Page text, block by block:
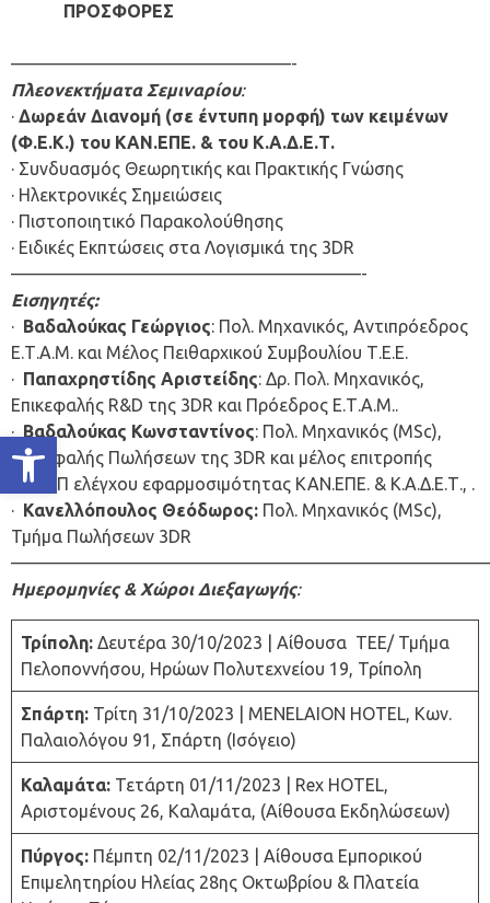
Ανοίξτε τη γραμμή εργαλείων
ΠΡΟΣΦΟΡΕΣ
————————————————-
Πλεονεκτήματα Σεμιναρίου:
· Δωρεάν Διανομή (σε έντυπη μορφή) των κειμένων
(Φ.Ε.Κ.) του ΚΑΝ.ΕΠΕ. & του Κ.Α.Δ.Ε.Τ.
· Συνδυασμός Θεωρητικής και Πρακτικής Γνώσης
· Ηλεκτρονικές Σημειώσεις
· Πιστοποιητικό Παρακολούθησης
· Ειδικές Εκπτώσεις στα Λογισμικά της 3DR
————————————————————-
Εισηγητές:
· Βαδαλούκας Γεώργιος: Πολ. Μηχανικός, Αντιπρόεδρος
Ε.Τ.Α.Μ. και Μέλος Πειθαρχικού Συμβουλίου Τ.Ε.Ε.
·
Παπαχρηστίδης Αριστείδης: Δρ. Πολ. Μηχανικός,
Επικεφαλής R&D της 3DR και Πρόεδρος Ε.Τ.Α.Μ..
· Βαδαλούκας Κωνσταντίνος: Πολ. Μηχανικός (MSc),
Επικεφαλής Πωλήσεων της 3DR και μέλος επιτροπής
Ο.Α.Σ.Π ελέγχου εφαρμοσιμότητας ΚΑΝ.ΕΠΕ. & Κ.Α.Δ.Ε.Τ., .
·
Κανελλόπουλος Θεόδωρος: Πολ. Μηχανικός (MSc),
Τμήμα Πωλήσεων 3DR
Ημερομηνίες & Χώροι Διεξαγωγής:
Τρίπολη: Δευτέρα 30/10/2023 | Αίθουσα ΤΕΕ/ Τμήμα
Πελοποννήσου, Ηρώων Πολυτεχνείου 19, Τρίπολη
Σπάρτη: Τρίτη 31/10/2023 | MENELAION HOTEL, Κων.
Παλαιολόγου 91, Σπάρτη (Ισόγειο)
Καλαμάτα: Τετάρτη 01/11/2023 | Rex HOTEL,
Αριστομένους 26, Καλαμάτα, (Αίθουσα Εκδηλώσεων)
Πύργος: Πέμπτη 02/11/2023 | Αίθουσα Εμπορικού
Επιμελητηρίου Ηλείας 28ης Οκτωβρίου & Πλατεία